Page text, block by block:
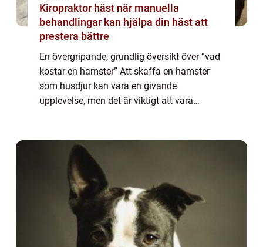
Kiropraktor häst när manuella
behandlingar kan hjälpa din häst att
prestera bättre
En övergripande, grundlig översikt över ”vad
kostar en hamster” Att skaffa en hamster
som husdjur kan vara en givande
upplevelse, men det är viktigt att vara